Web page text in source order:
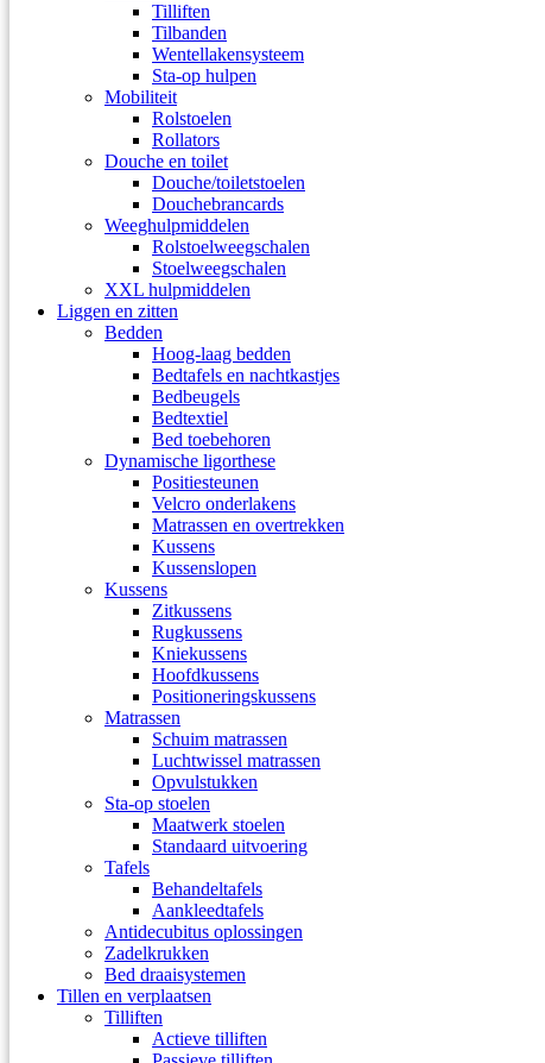
Tilliften
Tilbanden
Wentellakensysteem
Sta-op hulpen
Mobiliteit
Rolstoelen
Rollators
Douche en toilet
Douche/toiletstoelen
Douchebrancards
Weeghulpmiddelen
Rolstoelweegschalen
Stoelweegschalen
XXL hulpmiddelen
Liggen en zitten
Bedden
Hoog-laag bedden
Bedtafels en nachtkastjes
Bedbeugels
Bedtextiel
Bed toebehoren
Dynamische ligorthese
Positiesteunen
Velcro onderlakens
Matrassen en overtrekken
Kussens
Kussenslopen
Kussens
Zitkussens
Rugkussens
Kniekussens
Hoofdkussens
Positioneringskussens
Matrassen
Schuim matrassen
Luchtwissel matrassen
Opvulstukken
Sta-op stoelen
Maatwerk stoelen
Standaard uitvoering
Tafels
Behandeltafels
Aankleedtafels
Antidecubitus oplossingen
Zadelkrukken
Bed draaisystemen
Tillen en verplaatsen
Tilliften
Actieve tilliften